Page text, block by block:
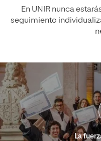
En UNIR nunca
seguimiento
La